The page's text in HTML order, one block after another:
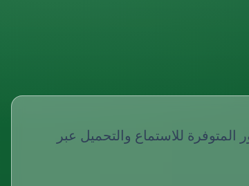
للاستماع والتحميل عبر